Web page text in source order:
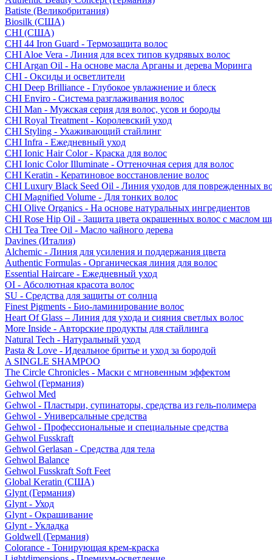
Batiste (Великобритания)
Biosilk (США)
CHI (США)
CHI 44 Iron Guard - Термозащита волос
CHI Aloe Vera - Линия для всех типов кудрявых волос
CHI Argan Oil - На основе масла Арганы и дерева Моринга
CHI - Оксиды и осветлители
CHI Deep Brilliance - Глубокое увлажнение и блеск
CHI Enviro - Система разглаживания волос
CHI Man - Мужская серия для волос, усов и бороды
CHI Royal Treatment - Королевский уход
CHI Styling - Ухаживающий стайлинг
CHI Infra - Ежедневный уход
CHI Ionic Hair Color - Краска для волос
CHI Ionic Color Illuminate - Оттеночная серия для волос
CHI Keratin - Кератиновое восстановление волос
CHI Luxury Black Seed Oil - Линия уходов для поврежденных
CHI Magnified Volume - Для тонких волос
CHI Olive Organics - На основе натуральных ингредиентов
CHI Rose Hip Oil - Защита цвета окрашенных волос с маслом
CHI Tea Tree Oil - Масло чайного дерева
Davines (Италия)
Alchemic - Линия для усиления и поддержания цвета
Authentic Formulas - Органическая линия для волос
Essential Haircare - Eжедневный уход
OI - Абсолютная красота волос
SU - Средства для защиты от солнца
Finest Pigments - Био-ламинирование волос
Heart Of Glass – Линия для ухода и сияния светлых волос
More Inside - Авторские продукты для стайлинга
Natural Tech - Натуральный уход
Pasta & Love - Идеальное бритье и уход за бородой
A SINGLE SHAMPOO
The Circle Chronicles - Маски с мгновенным эффектом
Gehwol (Германия)
Gehwol Med
Gehwol - Пластыри, супинаторы, средства из гель-полимера
Gehwol - Универсальные средства
Gehwol - Профессиональные и специальные средства
Gehwol Fusskraft
Gehwol Gerlasan - Средства для тела
Gehwol Balance
Gehwol Fusskraft Soft Feet
Global Keratin (США)
Glynt (Германия)
Glynt - Уход
Glynt - Окрашивание
Glynt - Укладка
Goldwell (Германия)
Colorance - Тонирующая крем-краска